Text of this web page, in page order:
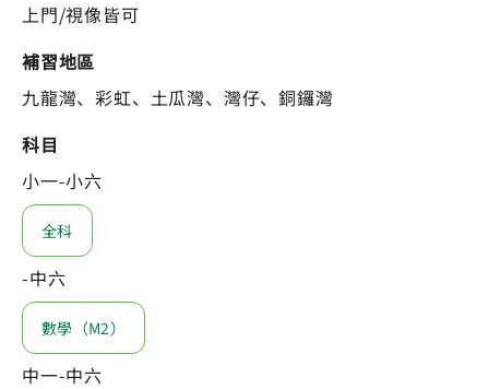
上門/視像皆可
補習地區
九龍灣、彩虹、土瓜灣、灣仔、銅鑼灣
科目
小一-小六
全科
-中六
數學（M2）
中一-中六